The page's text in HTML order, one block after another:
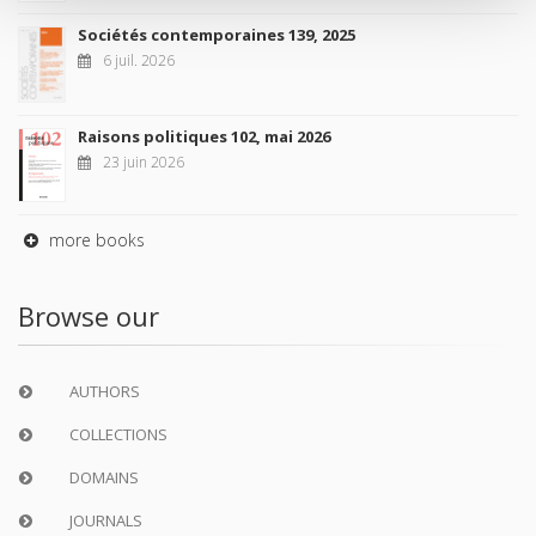
Sociétés contemporaines 139, 2025
6 juil. 2026
Raisons politiques 102, mai 2026
23 juin 2026
more books
Browse our
AUTHORS
COLLECTIONS
DOMAINS
JOURNALS